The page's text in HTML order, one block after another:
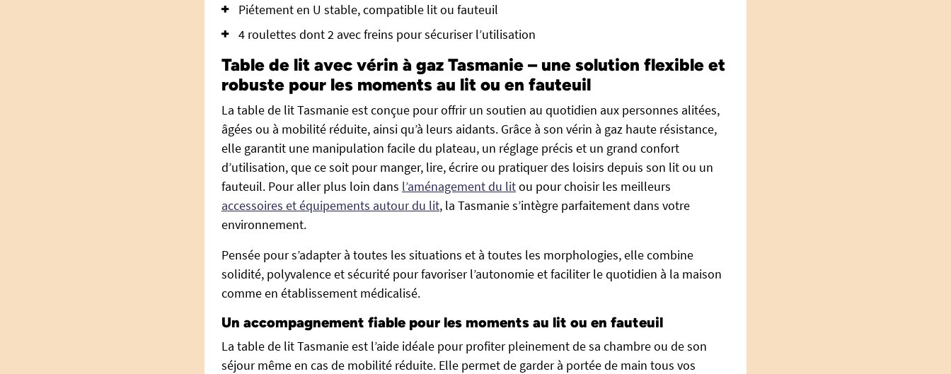
Piétement en U stable, compatible lit ou fauteuil
4 roulettes dont 2 avec freins pour sécuriser l’utilisation
Table de lit avec vérin à gaz Tasmanie – une solution flexible et
robuste pour les moments au lit ou en fauteuil
La table de lit Tasmanie est conçue pour offrir un soutien au quotidien aux personnes alitées,
âgées ou à mobilité réduite, ainsi qu’à leurs aidants. Grâce à son vérin à gaz haute résistance,
elle garantit une manipulation facile du plateau, un réglage précis et un grand confort
d’utilisation, que ce soit pour manger, lire, écrire ou pratiquer des loisirs depuis son lit ou un
fauteuil. Pour aller plus loin dans l’aménagement du litou pour choisir les meilleurs
accessoires et équipements autour du lit, la Tasmanie s’intègre parfaitement dans votre
environnement.
Pensée pour s’adapter à toutes les situations et à toutes les morphologies, elle combine
solidité, polyvalence et sécurité pour favoriser l’autonomie et faciliter le quotidien à la maison
comme en établissement médicalisé.
Un accompagnement fiable pour les moments au lit ou en fauteuil
La table de lit Tasmanie est l’aide idéale pour profiter pleinement de sa chambre ou de son
séjour même en cas de mobilité réduite. Elle permet de garder à portée de main tous vos